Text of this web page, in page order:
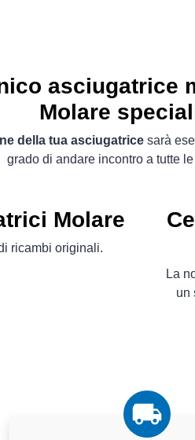
asciugatrice
Molare
della tua asciugatrice sarà
grado di andare incontro a tutte
Molare
ricambi originali.
La
un